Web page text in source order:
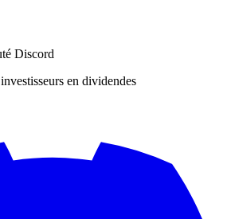
Discord
en dividendes